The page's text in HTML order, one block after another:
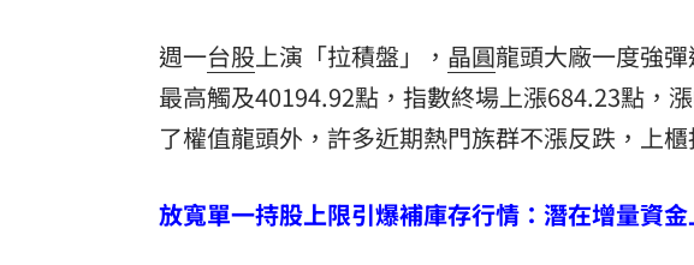
週一台股上演「拉積盤」， 晶圓龍頭大廠一度強
最高觸及40194.92點，指數終場上漲684.23點，
了權值龍頭外，許多近期熱門族群不漲反跌，上
放寬單一持股上限引爆補庫存行情：潛在增量資